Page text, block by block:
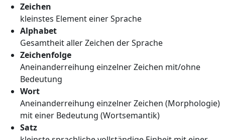
Zeichen
kleinstes Element einer Sprache
Alphabet
Gesamtheit aller Zeichen der Sprache
Zeichenfolge
Aneinanderreihung einzelner Zeichen mit/ohne
Bedeutung
Wort
Aneinanderreihung einzelner Zeichen (Morphologie)
mit einer Bedeutung (Wortsemantik)
Satz